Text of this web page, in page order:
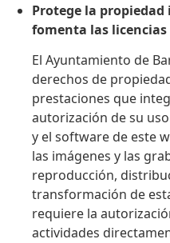
Protege la
fomenta las
El Ayuntamiento de
derechos de
prestaciones que
autorización de su
y el software de este
las imágenes y las
reproducción,
transformación de
requiere la
actividades